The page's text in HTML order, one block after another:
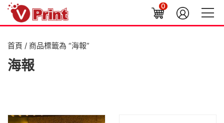
0
首頁 / 商品標籤為 “海報”
海報